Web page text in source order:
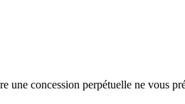
concession perpétuelle ne vous